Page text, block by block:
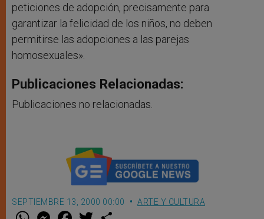
peticiones de adopción, precisamente para
garantizar la felicidad de los niños, no deben
permitirse las adopciones a las parejas
homosexuales».
Publicaciones Relacionadas:
Publicaciones no relacionadas.
SEPTIEMBRE 13, 2000 00:00 ARTE Y CULTURA
W M F